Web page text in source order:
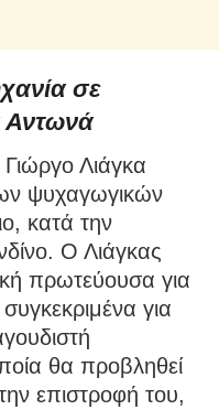
σε
Αντωνά
Λιάγκα
ψυχαγωγικών
κατά την
Ο Λιάγκας
πρωτεύουσα για
για
θα προβληθεί
επιστροφή του,